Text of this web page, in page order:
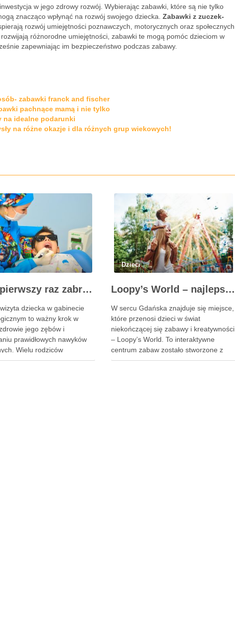
w jego zdrowy rozwój. Wybierając zabawki, które są nie tylko
znacząco wpłynąć na rozwój swojego dziecka. Zabawki z zuczek-
rozwój umiejętności poznawczych, motorycznych oraz społecznych
różnorodne umiejętności, zabawki te mogą pomóc dzieciom w
zapewniając im bezpieczeństwo podczas zabawy.
zabawki franck and fischer
pachnące mamą i nie tylko
na idealne podarunki
na różne okazje i dla różnych grup wiekowych!
Kiedy pierwszy raz zabrać dziecko do dentysty? Wskazówki dla rodziców
dziecka w gabinecie
to ważny krok w
jego zębów i
prawidłowych nawyków
Wielu rodziców
się, kiedy jest najlepszy
Dzieci
Loopy’s World – najlepsza atrakcja pod dachem dla dzieci w Gdańsku
W sercu Gdańska znajduje się miejsce,
które przenosi dzieci w świat
niekończącej się zabawy i kreatywności
– Loopy’s World. To interaktywne
centrum zabaw zostało stworzone z
myślą o najmłodszych, oferując im